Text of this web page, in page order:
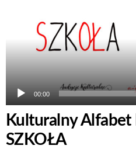
00:00
Kulturalny Alfabet
SZKOŁA